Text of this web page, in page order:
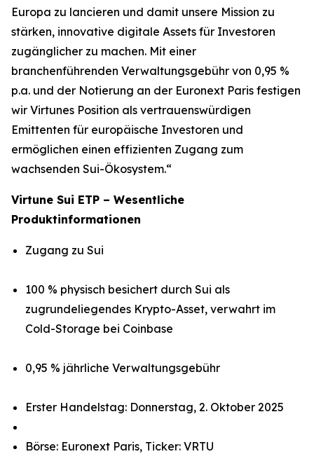
Europa zu lancieren und damit unsere Mission zu
stärken, innovative digitale Assets für Investoren
zugänglicher zu machen. Mit einer
branchenführenden Verwaltungsgebühr von 0,95 %
p.a. und der Notierung an der Euronext Paris festigen
wir Virtunes Position als vertrauenswürdigen
Emittenten für europäische Investoren und
ermöglichen einen effizienten Zugang zum
wachsenden Sui-Ökosystem.“
Virtune Sui ETP – Wesentliche
Produktinformationen
Zugang zu Sui
100 % physisch besichert durch Sui als
zugrundeliegendes Krypto-Asset, verwahrt im
Cold-Storage bei Coinbase
0,95 % jährliche Verwaltungsgebühr
Erster Handelstag: Donnerstag, 2. Oktober 2025
Börse: Euronext Paris, Ticker: VRTU